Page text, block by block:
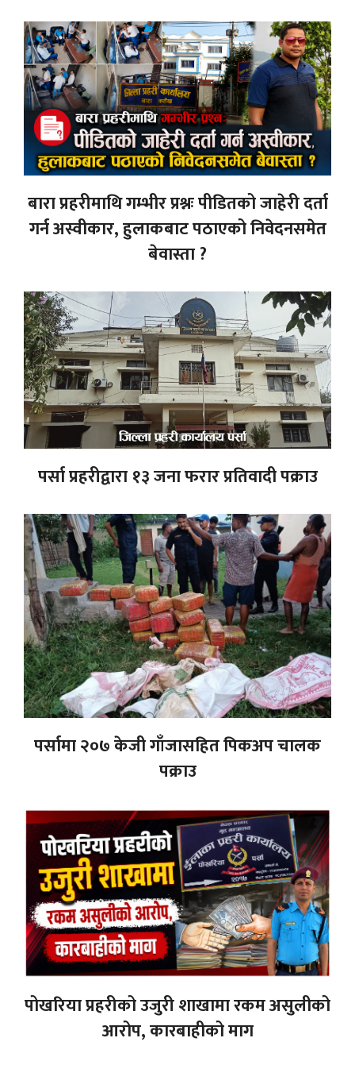
बारा प्रहरीमाथि गम्भीर प्रश्नः पीडितको जाहेरी दर्ता
गर्न अस्वीकार, हुलाकबाट पठाएको निवेदनसमेत
बेवास्ता ?
पर्सा प्रहरीद्वारा १३ जना फरार प्रतिवादी पक्राउ
पर्सामा २०७ केजी गाँजासहित पिकअप चालक
पक्राउ
पोखरिया प्रहरीको उजुरी शाखामा रकम असुलीको
आरोप, कारबाहीको माग